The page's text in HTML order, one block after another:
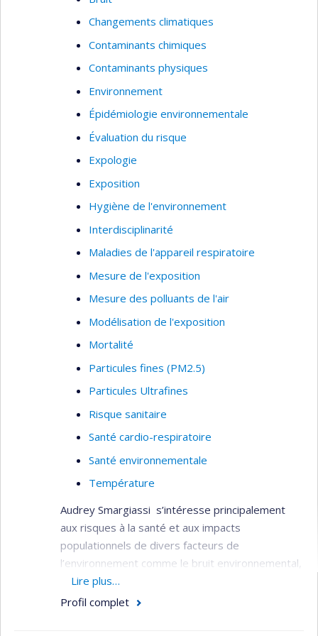
Changements climatiques
Contaminants chimiques
Contaminants physiques
Environnement
Épidémiologie environnementale
Évaluation du risque
Expologie
Exposition
Hygiène de l'environnement
Interdisciplinarité
Maladies de l'appareil respiratoire
Mesure de l'exposition
Mesure des polluants de l'air
Modélisation de l'exposition
Mortalité
Particules fines (PM2.5)
Particules Ultrafines
Risque sanitaire
Santé cardio-respiratoire
Santé environnementale
Température
Audrey Smargiassi s’intéresse principalement
aux risques à la santé et aux impacts
populationnels de divers facteurs de
l’environnement comme le bruit environnemental,
les polluants de l’air ambiant et les changements
climatiques.
Lire plus…
Profil complet